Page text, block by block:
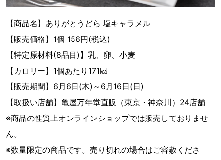
【商品名】ありがとうどら 塩キャラメル
【販売価格】1個 156円(税込)
【特定原材料(8品目)】乳、卵、小麦
【カロリー】1個あたり171㎉
【販売期間】6月6日(木)～6月16日(日)
【取扱い店舗】亀屋万年堂直販（東京・神奈川）24店舗
※商品の性質上オンラインショップでは販売しておりませ
ん。
※数量限定の商品です。売り切れの場合はご容赦くださ